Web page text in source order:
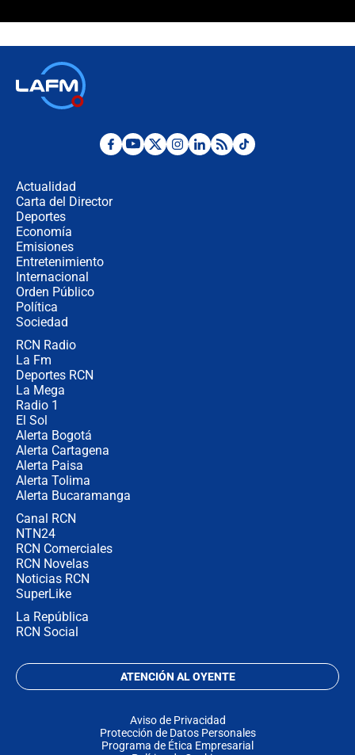
¿Por qué De la Espriella gobernará
Actualidad
Carta del Director
Deportes
Economía
Emisiones
Entretenimiento
Internacional
Orden Público
Política
Sociedad
RCN Radio
La Fm
Deportes RCN
La Mega
Radio 1
El Sol
Alerta Bogotá
Alerta Cartagena
Alerta Paisa
Alerta Tolima
Alerta Bucaramanga
Canal RCN
NTN24
RCN Comerciales
RCN Novelas
Noticias RCN
SuperLike
La República
RCN Social
ATENCIÓN AL OYENTE
Aviso de Privacidad
Protección de Datos Personales
Programa de Ética Empresarial